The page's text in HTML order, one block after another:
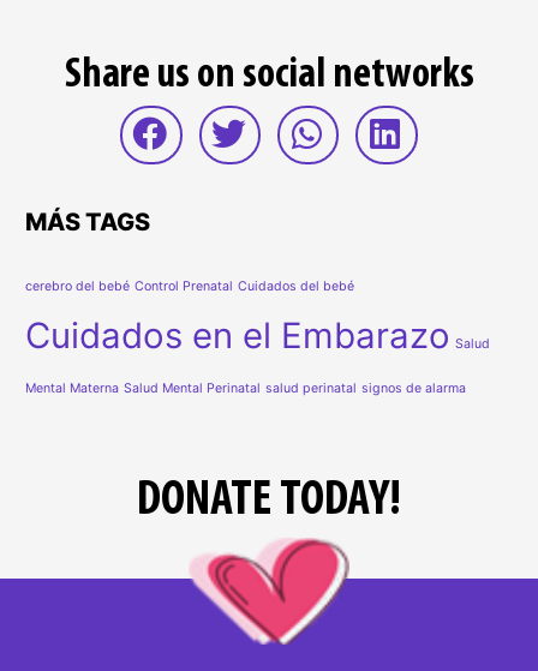
Share us on social networks
MÁS TAGS
cerebro del bebé Control Prenatal Cuidados del bebé
Cuidados en el Embarazo Salud
Mental Materna Salud Mental Perinatal salud perinatal signos de alarma
DONATE TODAY!